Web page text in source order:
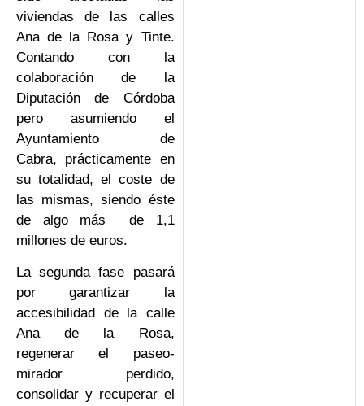
viviendas de las calles
Ana de la Rosa y Tinte.
Contando con la
colaboración de la
Diputación de Córdoba
pero asumiendo el
Ayuntamiento de
Cabra, prácticamente en
su totalidad, el coste de
las mismas, siendo éste
de algo más de 1,1
millones de euros.
La segunda fase pasará
por garantizar la
accesibilidad de la calle
Ana de la Rosa,
regenerar el paseo-
mirador perdido,
consolidar y recuperar el